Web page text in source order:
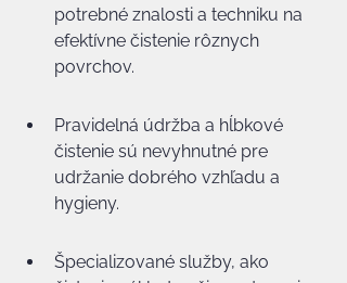
potrebné znalosti a techniku na
efektívne čistenie rôznych
povrchov.
Pravidelná údržba a hĺbkové
čistenie sú nevyhnutné pre
udržanie dobrého vzhľadu a
hygieny.
Špecializované služby, ako